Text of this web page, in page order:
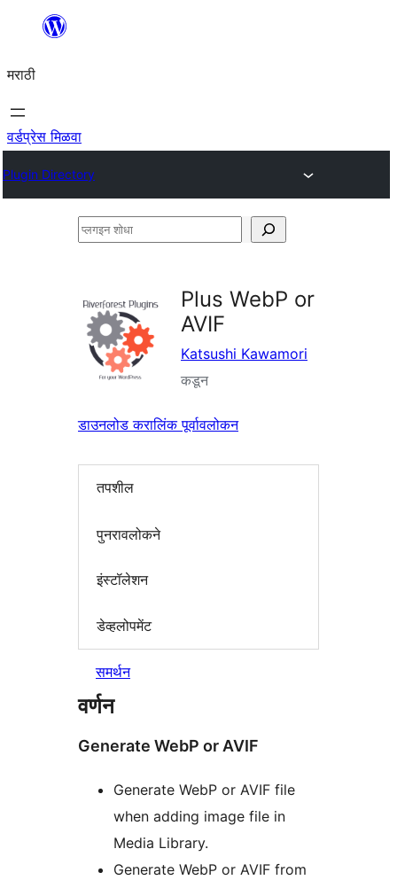
सामुग्रीवर
मराठी
वर्डप्रेस मिळवा
Plugin Directory
प्लगइन
Plus WebP or
AVIF
Katsushi Kawamori
कडून
डाउनलोड करालिंक पूर्वावलोकन
तपशील
पुनरावलोकने
इंस्टॉलेशन
डेव्हलोपमेंट
समर्थन
वर्णन
Generate WebP or AVIF
Generate WebP or AVIF file
when adding image file in
Media Library.
Generate WebP or AVIF from